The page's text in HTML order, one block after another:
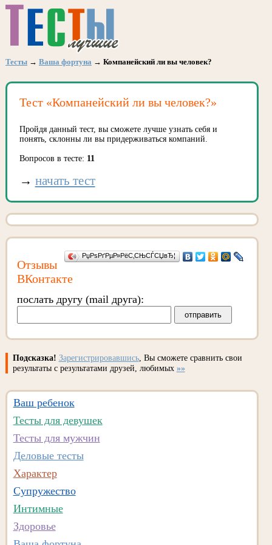
Тесты → Ваша фортуна → Компанейский ли вы человек?
Тест «Компанейский ли вы человек?»
Пройдя данный тест, вы сможете лучше узнать себя и
понять, склонны ли вы придерживаться компаний.
Вопросов в тесте: 11
→ начать тест
РџРѕРґРµР»РёС‚СЊСЃСЏвЂ¦
Отзывы
ВКонтакте
послать другу (mail друга):
Подсказка! Зарегистрировавшись, Вы сможете сравнить свои
результаты с результатами друзей, любимых »»
Ваш ребенок
Тесты для девушек
Тесты для мужчин
Деловые тесты
Характер
Супружество
Интимные
Здоровье